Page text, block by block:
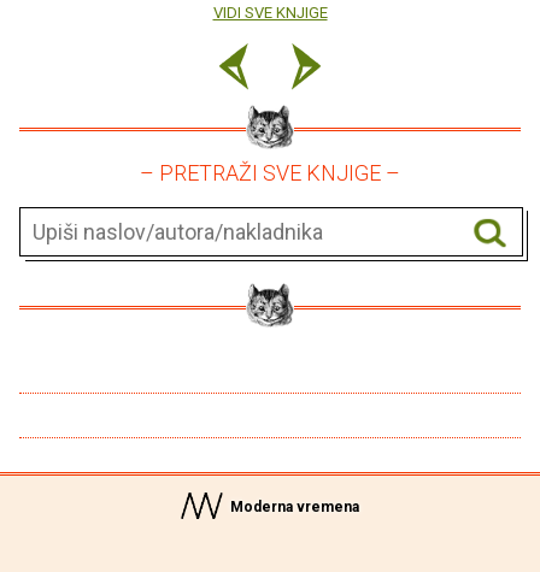
VIDI SVE KNJIGE
– PRETRAŽI SVE KNJIGE –
Moderna vremena